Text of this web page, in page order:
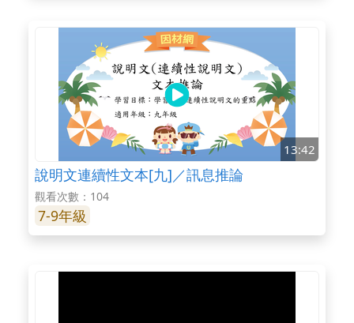
13:42
說明文連續性文本[九]／訊息推論
觀看次數：104
7-9年級